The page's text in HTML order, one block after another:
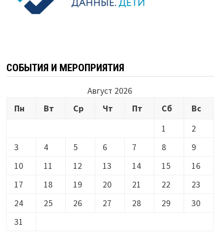
СОБЫТИЯ И МЕРОПРИЯТИЯ
Август 2026
Пн
Вт Ср Чт Пт Сб
Вс
1
2
3
4 5 6 7 8
9
10
11 12 13 14 15
16
17
18 19 20 21 22
23
24
25 26 27 28 29
30
31